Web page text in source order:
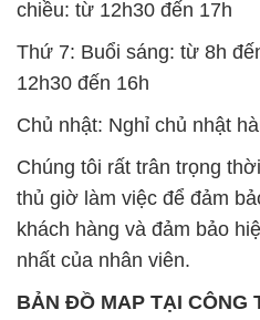
chiều: từ 12h30 đến 17h
Thứ 7: Buổi sáng: từ 8h
12h30 đến 16h
Chủ nhật: Nghỉ chủ nhật
Chúng tôi rất trân trọng
thủ giờ làm việc để đảm
khách hàng và đảm bảo
nhất của nhân viên.
BẢN ĐỒ MAP TẠI CÔNG